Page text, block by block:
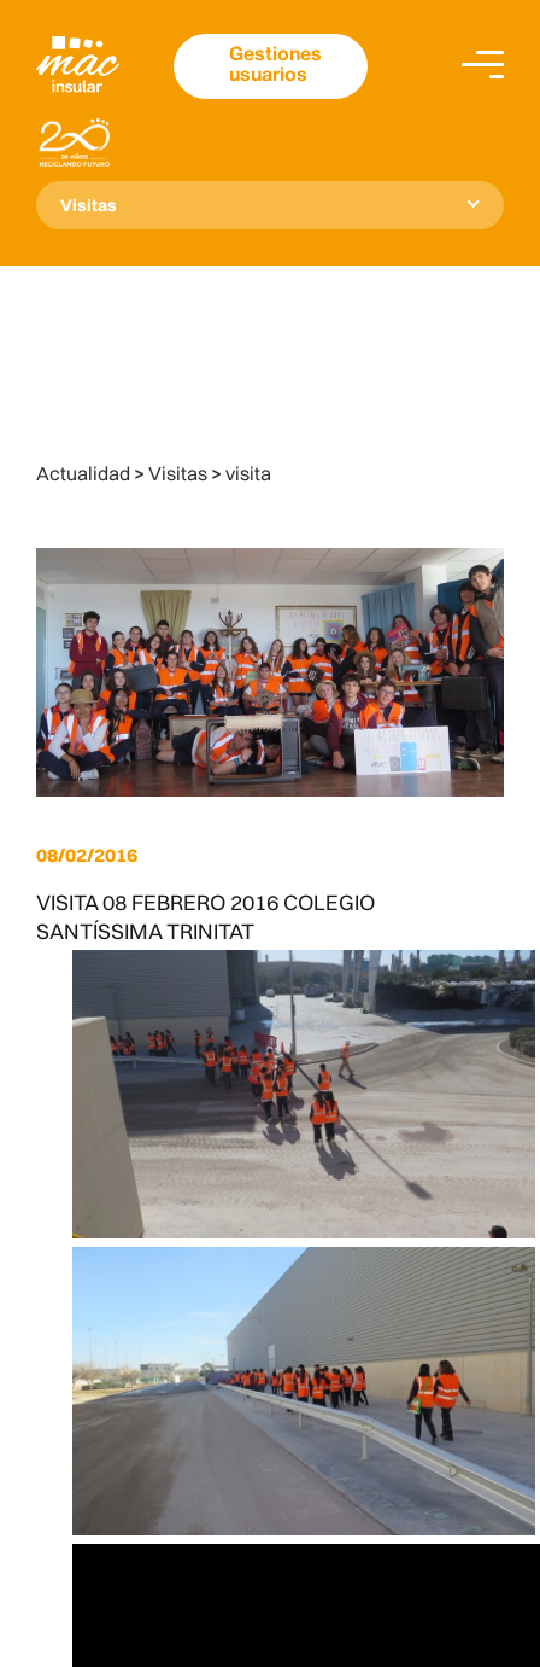
Gestiones
usuarios
Visitas
Actualidad > Visitas > visita
08/02/2016
VISITA 08 FEBRERO 2016 COLEGIO
SANTÍSSIMA TRINITAT